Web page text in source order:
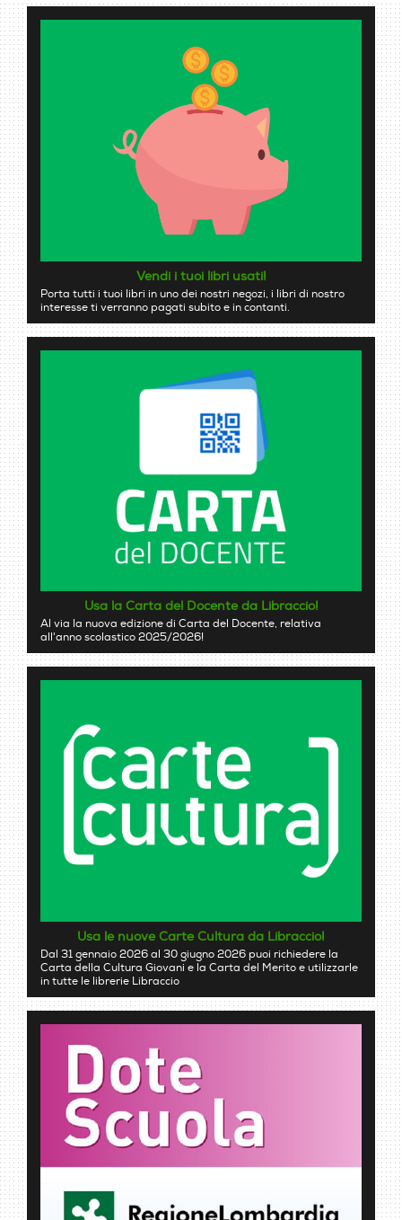
Vendi i tuoi libri usati!
Porta tutti i tuoi libri in uno dei nostri negozi, i libri di nostro
interesse ti verranno pagati subito e in contanti.
Usa la Carta del Docente da Libraccio!
Al via la nuova edizione di Carta del Docente, relativa
all'anno scolastico 2025/2026!
Usa le nuove Carte Cultura da Libraccio!
Dal 31 gennaio 2026 al 30 giugno 2026 puoi richiedere la
Carta della Cultura Giovani e la Carta del Merito e utilizzarle
in tutte le librerie Libraccio